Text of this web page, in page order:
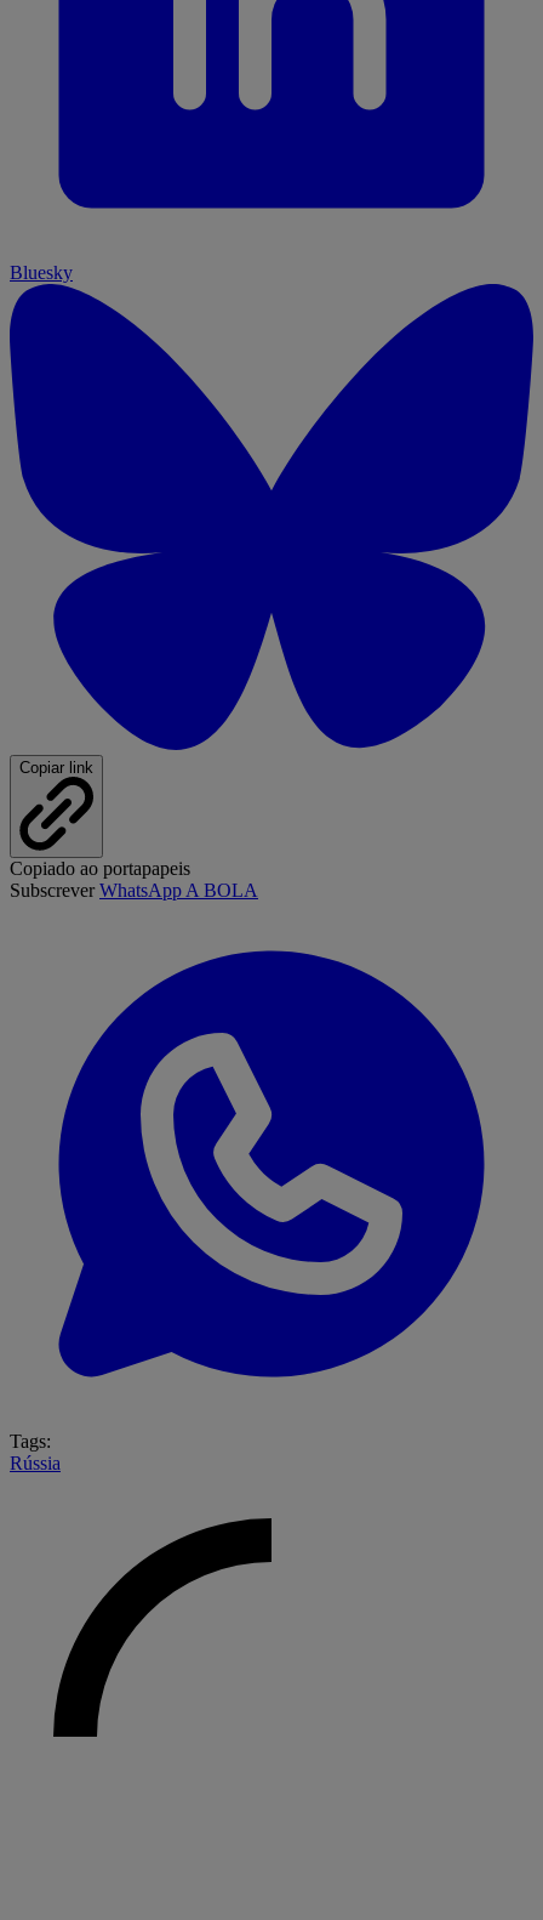
Bluesky
Copiar link
Copiado ao portapapeis
SubscreverWhatsApp A BOLA
Tags:
Rússia